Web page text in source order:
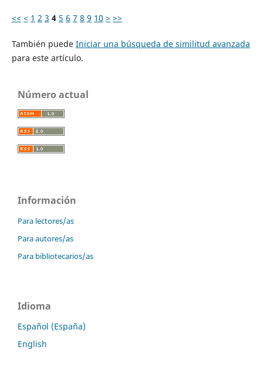
<< < 1 2 3 4 5 6 7 8 9 10 > >>
También puede Iniciar una búsqueda de similitud avanzada
para este artículo.
Número actual
Información
Para lectores/as
Para autores/as
Para bibliotecarios/as
Idioma
Español (España)
English